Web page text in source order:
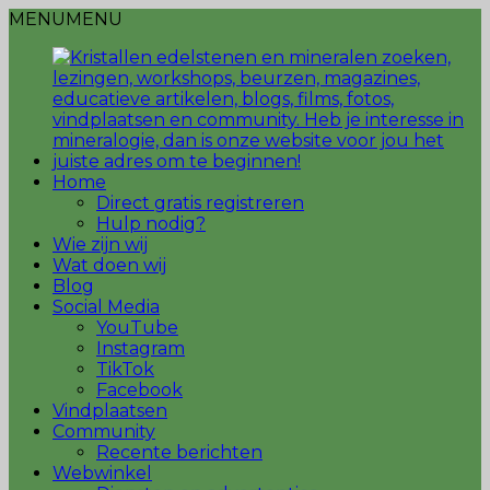
MENUMENU
Home
Direct gratis registreren
Hulp nodig?
Wie zijn wij
Wat doen wij
Blog
Social Media
YouTube
Instagram
TikTok
Facebook
Vindplaatsen
Community
Recente berichten
Webwinkel